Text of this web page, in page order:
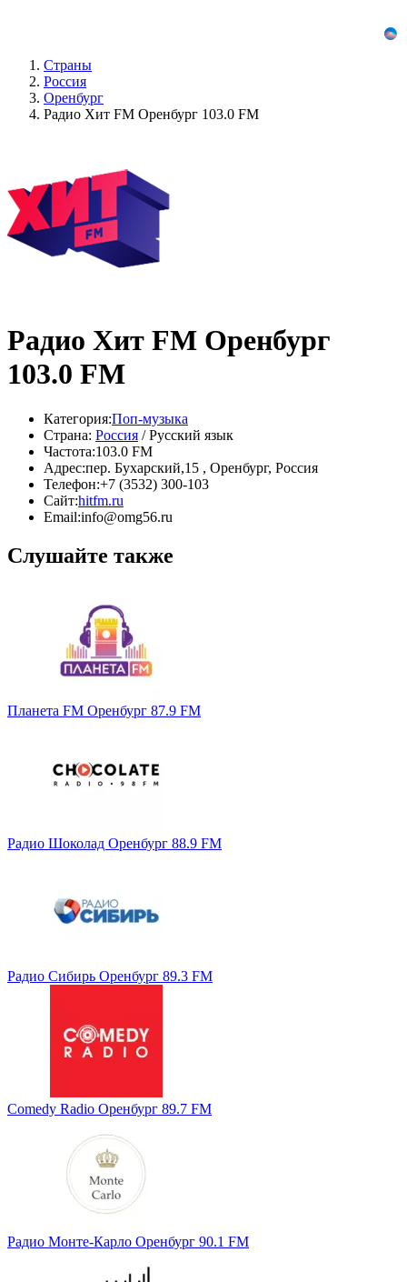
Страны
Россия
Оренбург
Радио Хит FM Оренбург 103.0 FM
Радио Хит FM Оренбург
103.0 FM
Категория:Поп-музыка
Страна: Россия / Русский язык
Частота:103.0 FM
Адрес:пер. Бухарский,15 , Оренбург, Россия
Телефон:+7 (3532) 300-103
Сайт:hitfm.ru
Email:info@omg56.ru
Слушайте также
Планета FM Оренбург 87.9 FM
Радио Шоколад Оренбург 88.9 FM
Радио Сибирь Оренбург 89.3 FM
Comedy Radio Оренбург 89.7 FM
Радио Монте-Карло Оренбург 90.1 FM